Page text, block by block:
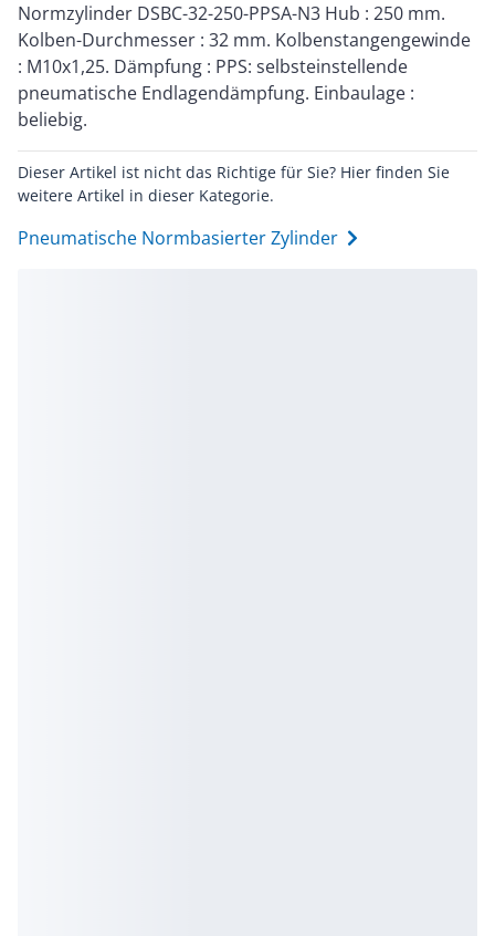
Normzylinder DSBC-32-250-PPSA-N3 Hub : 250 mm.
Kolben-Durchmesser : 32 mm. Kolbenstangengewinde
: M10x1,25. Dämpfung : PPS: selbsteinstellende
pneumatische Endlagendämpfung. Einbaulage :
beliebig.
Dieser Artikel ist nicht das Richtige für Sie? Hier finden Sie
weitere Artikel in dieser Kategorie.
Pneumatische Normbasierter Zylinder